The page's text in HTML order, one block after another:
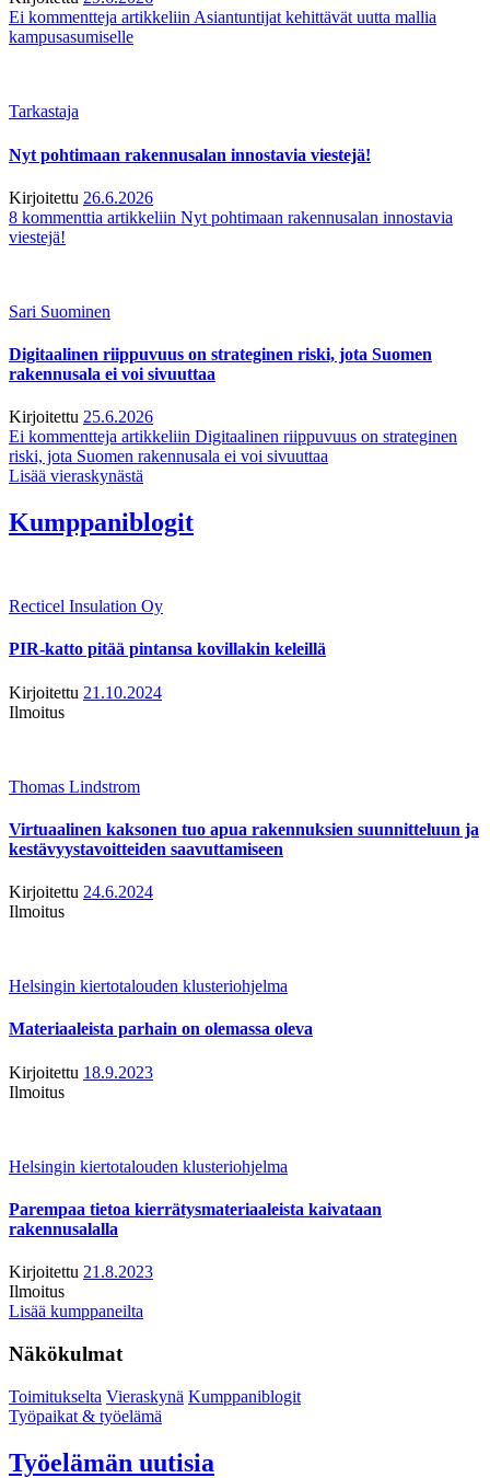
Ei kommentteja artikkeliin Asiantuntijat kehittävät uutta mallia
kampusasumiselle
Tarkastaja
Nyt pohtimaan rakennusalan innostavia viestejä!
Kirjoitettu 26.6.2026
8 kommenttia artikkeliin Nyt pohtimaan rakennusalan innostavia
viestejä!
Sari Suominen
Digitaalinen riippuvuus on strateginen riski, jota Suomen
rakennusala ei voi sivuuttaa
Kirjoitettu 25.6.2026
Ei kommentteja artikkeliin Digitaalinen riippuvuus on strateginen
riski, jota Suomen rakennusala ei voi sivuuttaa
Lisää vieraskynästä
Kumppaniblogit
Recticel Insulation Oy
PIR-katto pitää pintansa kovillakin keleillä
Kirjoitettu 21.10.2024
Ilmoitus
Thomas Lindstrom
Virtuaalinen kaksonen tuo apua rakennuksien suunnitteluun ja
kestävyystavoitteiden saavuttamiseen
Kirjoitettu 24.6.2024
Ilmoitus
Helsingin kiertotalouden klusteriohjelma
Materiaaleista parhain on olemassa oleva
Kirjoitettu 18.9.2023
Ilmoitus
Helsingin kiertotalouden klusteriohjelma
Parempaa tietoa kierrätysmateriaaleista kaivataan
rakennusalalla
Kirjoitettu 21.8.2023
Ilmoitus
Lisää kumppaneilta
Näkökulmat
Toimitukselta Vieraskynä Kumppaniblogit
Työpaikat & työelämä
Työelämän uutisia